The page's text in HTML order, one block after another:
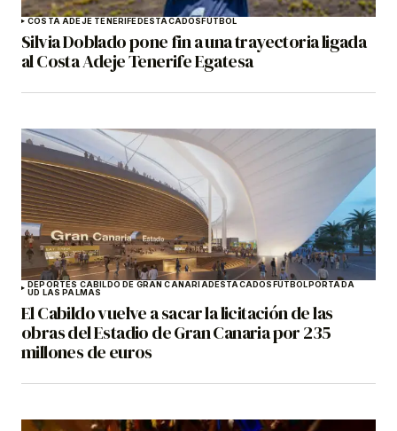
COSTA ADEJE TENERIFEDESTACADOSFÚTBOL
Silvia Doblado pone fin a una trayectoria ligada
al Costa Adeje Tenerife Egatesa
DEPORTES CABILDO DE GRAN CANARIADESTACADOSFÚTBOLPORTADA
UD LAS PALMAS
El Cabildo vuelve a sacar la licitación de las
obras del Estadio de Gran Canaria por 235
millones de euros